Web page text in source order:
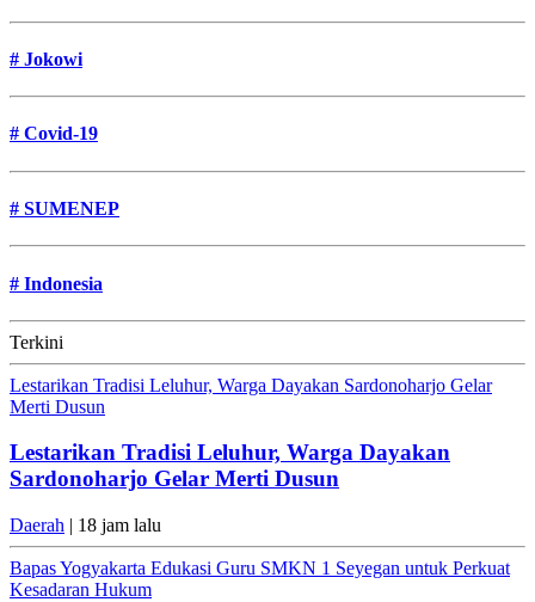
# Jokowi
# Covid-19
# SUMENEP
# Indonesia
Terkini
Lestarikan Tradisi Leluhur, Warga Dayakan Sardonoharjo Gelar
Merti Dusun
Lestarikan Tradisi Leluhur, Warga Dayakan
Sardonoharjo Gelar Merti Dusun
Daerah | 18 jam lalu
Bapas Yogyakarta Edukasi Guru SMKN 1 Seyegan untuk Perkuat
Kesadaran Hukum